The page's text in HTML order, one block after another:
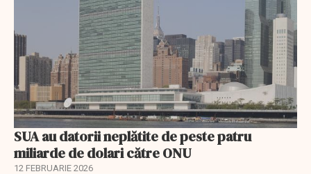
SUA au datorii neplătite de peste patru
miliarde de dolari către ONU
12 FEBRUARIE 2026